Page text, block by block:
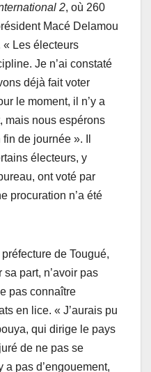
2, où 260
Macé Delamou
« Les électeurs
Je n’ai constaté
déjà fait voter
le moment, il n’y a
mais nous espérons
de journée ». Il
électeurs, y
ont voté par
procuration n’a été
de Tougué,
part, n’avoir pas
pas connaître
en lice. « J’aurais pu
qui dirige le pays
de ne pas se
a pas d’engouement,